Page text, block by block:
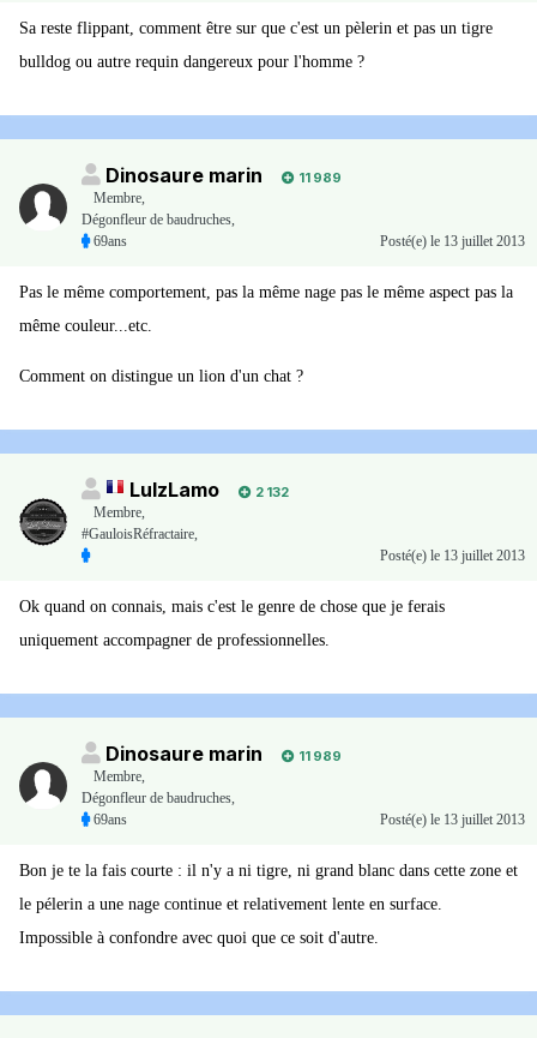
Sa reste flippant, comment être sur que c'est un pèlerin et pas un tigre
bulldog ou autre requin dangereux pour l'homme ?
Dinosaure marin
11 989
Membre,
Dégonfleur de baudruches,
69ans
Posté(e) le 13 juillet 2013
Pas le même comportement, pas la même nage pas le même aspect pas la
même couleur...etc.
Comment on distingue un lion d'un chat ?
LulzLamo
2 132
Membre,
#GauloisRéfractaire,
Posté(e) le 13 juillet 2013
Ok quand on connais, mais c'est le genre de chose que je ferais
uniquement accompagner de professionnelles.
Dinosaure marin
11 989
Membre,
Dégonfleur de baudruches,
69ans
Posté(e) le 13 juillet 2013
Bon je te la fais courte : il n'y a ni tigre, ni grand blanc dans cette zone et
le pélerin a une nage continue et relativement lente en surface.
Impossible à confondre avec quoi que ce soit d'autre.